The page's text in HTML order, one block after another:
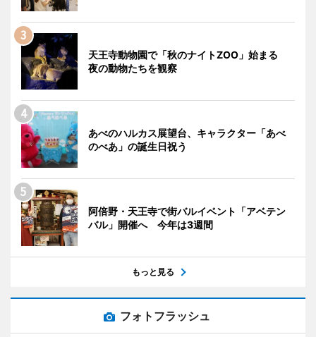
天王寺動物園で「秋のナイトZOO」始まる
夜の動物たちを観察
あべのハルカス展望台、キャラクター「あべ
のべあ」の誕生日祝う
阿倍野・天王寺で街バルイベント「アベテン
バル」開催へ 今年は3週間
もっと見る
フォトフラッシュ